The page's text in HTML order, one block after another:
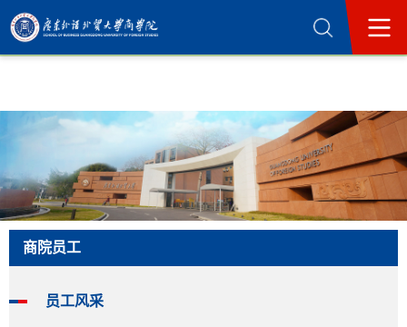
365英国上市公司(集团)官方网站-Official
商院员工
员工风采